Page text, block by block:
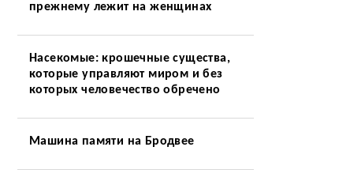
прежнему лежит на женщинах
Насекомые: крошечные существа,
которые управляют миром и без
которых человечество обречено
Машина памяти на Бродвее